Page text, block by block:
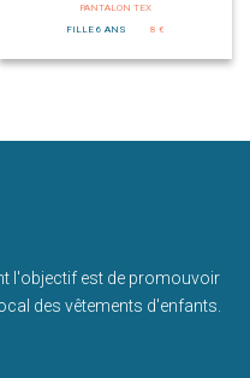
PANTALON TEX
FILLE 6 ANS
8 €
l'objectif est de promouvoir
des vêtements d'enfants.